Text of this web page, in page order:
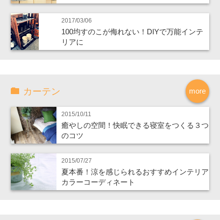
2017/03/06
100均すのこが侮れない！DIYで万能インテ
リアに
more
カーテン
2015/10/11
癒やしの空間！快眠できる寝室をつくる３つ
のコツ
2015/07/27
夏本番！涼を感じられるおすすめインテリア
カラーコーディネート